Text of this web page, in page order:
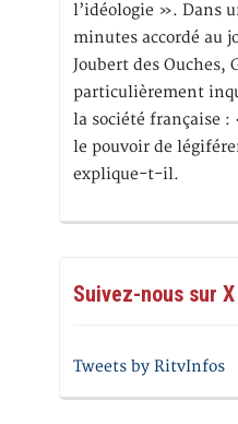
l’idéologie ». Dans
minutes accordé au
Joubert des Ouches,
particulièrement
la société française
le pouvoir de
explique-t-il.
Suivez-nous sur X
Tweets by RitvInfos